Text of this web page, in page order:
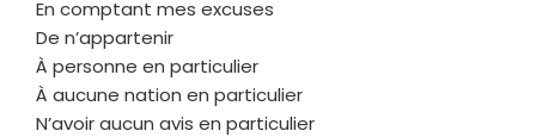
En comptant mes excuses
De n’appartenir
À personne en particulier
À aucune nation en particulier
N’avoir aucun avis en particulier